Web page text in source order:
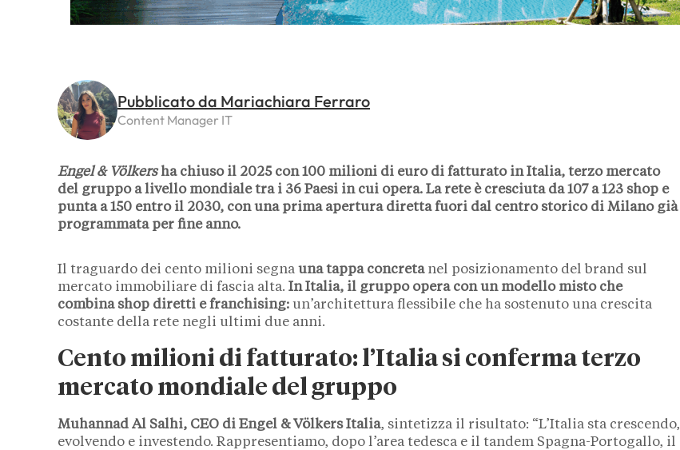
Pubblicato da Mariachiara Ferraro
Content Manager IT
Engel & Völkersha chiuso il 2025 con 100 milioni di euro di fatturato in Italia, terzo mercato
del gruppo a livello mondiale tra i 36 Paesi in cui opera. La rete è cresciuta da 107 a 123 shop e
punta a 150 entro il 2030, con una prima apertura diretta fuori dal centro storico di Milano già
programmata per fine anno.
Il traguardo dei cento milioni segna una tappa concretanel posizionamento del brand sul
mercato immobiliare di fascia alta. In Italia, il gruppo opera con un modello misto che
combina shop diretti e franchising: un’architettura flessibile che ha sostenuto una crescita
costante della rete negli ultimi due anni.
Cento milioni di fatturato: l’Italia si conferma terzo
mercato mondiale del gruppo
Muhannad Al Salhi, CEO di Engel & Völkers Italia, sintetizza il risultato: “L’Italia sta crescendo,
evolvendo e investendo. Rappresentiamo, dopo l’area tedesca e il tandem Spagna-Portogallo, il